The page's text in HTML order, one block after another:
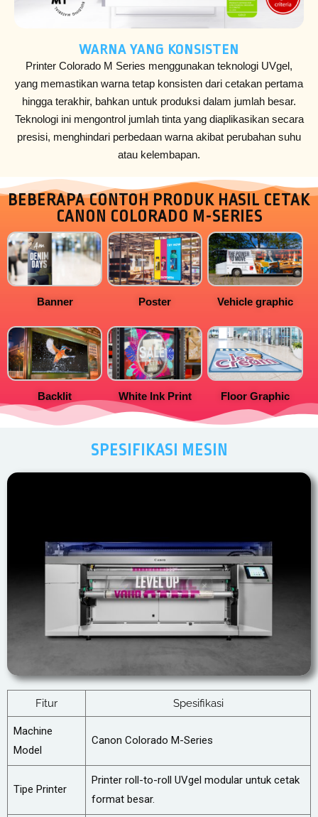
WARNA YANG KONSISTEN
Printer Colorado M Series menggunakan teknologi UVgel,
yang memastikan warna tetap konsisten dari cetakan pertama
hingga terakhir, bahkan untuk produksi dalam jumlah besar.
Teknologi ini mengontrol jumlah tinta yang diaplikasikan secara
presisi, menghindari perbedaan warna akibat perubahan suhu
atau kelembapan.
BEBERAPA CONTOH PRODUK HASIL CETAK
CANON COLORADO M-SERIES
Banner Poster Vehicle graphic
Backlit White Ink Print Floor Graphic
Fitur Spesifikasi
Machine
Model
Canon Colorado M-Series
Tipe Printer
Printer roll-to-roll UVgel modular untuk cetak
format besar.
SPESIFIKASI MESIN